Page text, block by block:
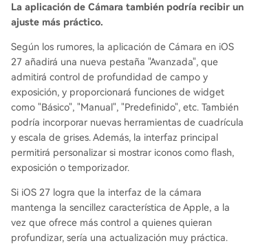
La aplicación de Cámara también podría recibir un
ajuste más práctico.
Según los rumores, la aplicación de Cámara en iOS
27 añadirá una nueva pestaña "Avanzada", que
admitirá control de profundidad de campo y
exposición, y proporcionará funciones de widget
como "Básico", "Manual", "Predefinido", etc. También
podría incorporar nuevas herramientas de cuadrícula
y escala de grises. Además, la interfaz principal
permitirá personalizar si mostrar iconos como flash,
exposición o temporizador.
Si iOS 27 logra que la interfaz de la cámara
mantenga la sencillez característica de Apple, a la
vez que ofrece más control a quienes quieran
profundizar, sería una actualización muy práctica.